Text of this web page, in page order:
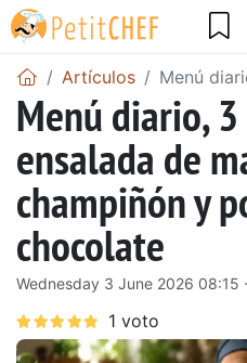
Artículos Menú
Menú diario,
ensalada de
champiñón y
chocolate
Wednesday 3 June 2026 08:15